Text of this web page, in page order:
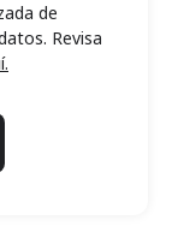
de
Revisa